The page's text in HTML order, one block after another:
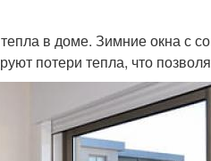
в доме. Зимние окна с
потери тепла, что